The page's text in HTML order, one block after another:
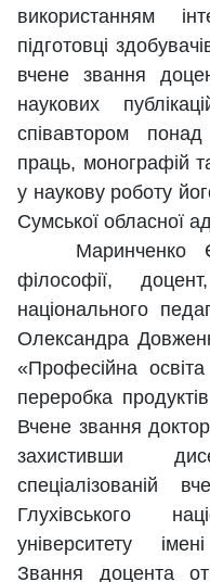
використанням
підготовці
вчене звання
наукових
співавтором
праць, монографій
у наукову роботу
Сумської обласної
Маринченко
філософії,
національного
Олександра
«Професійна
переробка
Вчене звання
захистивши
спеціалізованій
Глухівського
університету
Звання доцента